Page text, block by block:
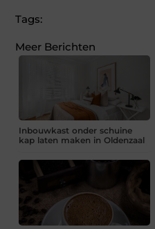
Tags:
Meer Berichten
Inbouwkast onder schuine
kap laten maken in Oldenzaal